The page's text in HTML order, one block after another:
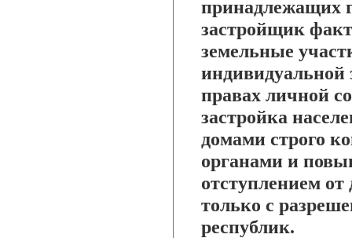
принадлежащих
застройщик
земельные
индивидуальной
правах личной
застройка
домами строго
органами и
отступлением
только с
республик.